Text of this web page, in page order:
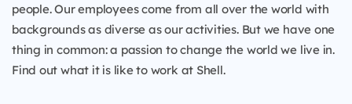
people. Our employees come from all over the world with
backgrounds as diverse as our activities. But we have one
thing in common: a passion to change the world we live in.
Find out what it is like to work at Shell.